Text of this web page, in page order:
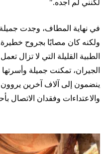
لكنني لم أجده."
في نهاية المطاف، وجدت جميلة
ولكنه كان مصابًا بجروح
الطبية القليلة التي لا تزال
الجيران، تمكنت جميلة
ينضمون إلى آلاف آخرين
والاعتداءات وفقدان الاتصال